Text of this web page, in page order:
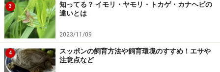
3
知ってる？ イモリ・ヤモリ・トカゲ・カナヘビの
違いとは
2023/11/09
4
スッポンの飼育方法や飼育環境のすすめ！エサや
注意点など